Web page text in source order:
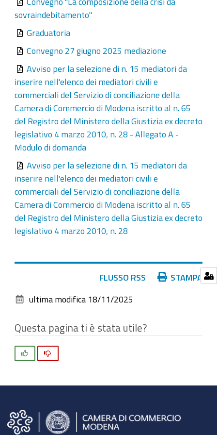
sovraindebitamento"
Graduatoria
Convegno 27 giugno 2025 mediazione
Avviso per la selezione di n. 15 mediatori da
inserire nell'elenco dei mediatori civili e
commerciali del Servizio di conciliazione della
Camera di Commercio di Modena iscritto al n. 65
del Registro del Ministero della Giustizia ex decreto
legislativo 4 marzo 2010, n. 28 - Allegato A -
Modulo di domanda
Avviso per la selezione di n. 15 mediatori da
inserire nell'elenco dei mediatori civili e
commerciali del Servizio di conciliazione della
Camera di Commercio di Modena iscritto al n. 65
del Registro del Ministero della Giustizia ex decreto
legislativo 4 marzo 2010, n. 28
documento
FLUSSO RSS STAMPA
ultima modifica 18/11/2025
Questa pagina ti è stata utile?